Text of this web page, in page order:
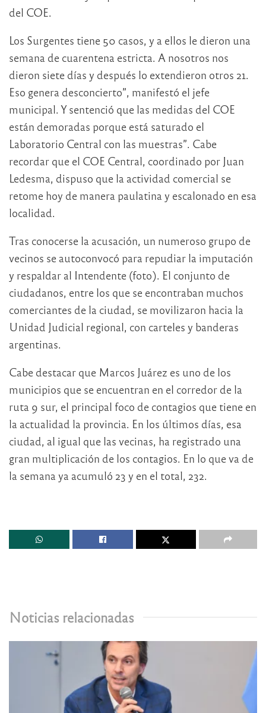
del COE.
Los Surgentes tiene 50 casos, y a ellos le dieron una
semana de cuarentena estricta. A nosotros nos
dieron siete días y después lo extendieron otros 21.
Eso genera desconcierto”, manifestó el jefe
municipal. Y sentenció que las medidas del COE
están demoradas porque está saturado el
Laboratorio Central con las muestras”. Cabe
recordar que el COE Central, coordinado por Juan
Ledesma, dispuso que la actividad comercial se
retome hoy de manera paulatina y escalonado en esa
localidad.
Tras conocerse la acusación, un numeroso grupo de
vecinos se autoconvocó para repudiar la imputación
y respaldar al Intendente (foto). El conjunto de
ciudadanos, entre los que se encontraban muchos
comerciantes de la ciudad, se movilizaron hacia la
Unidad Judicial regional, con carteles y banderas
argentinas.
Cabe destacar que Marcos Juárez es uno de los
municipios que se encuentran en el corredor de la
ruta 9 sur, el principal foco de contagios que tiene en
la actualidad la provincia. En los últimos días, esa
ciudad, al igual que las vecinas, ha registrado una
gran multiplicación de los contagios. En lo que va de
la semana ya acumuló 23 y en el total, 232.
Noticias relacionadas